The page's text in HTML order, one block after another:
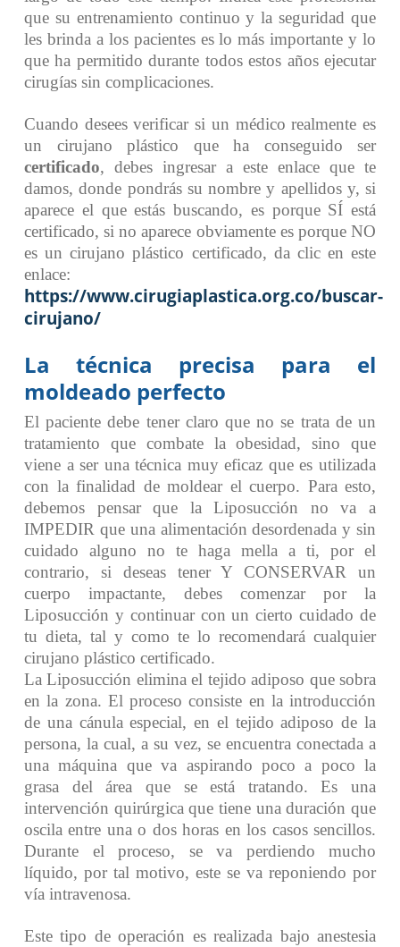
que su entrenamiento continuo y la seguridad que
les brinda a los pacientes es lo más importante y lo
que ha permitido durante todos estos años ejecutar
cirugías sin complicaciones.
Cuando desees verificar si un médico realmente es
un cirujano plástico que ha conseguido ser
certificado, debes ingresar a este enlace que te
damos, donde pondrás su nombre y apellidos y, si
aparece el que estás buscando, es porque SÍ está
certificado, si no aparece obviamente es porque NO
es un cirujano plástico certificado, da clic en este
enlace:
https://www.cirugiaplastica.org.co/buscar-
cirujano/
La técnica precisa para el
moldeado perfecto
El paciente debe tener claro que no se trata de un
tratamiento que combate la obesidad, sino que
viene a ser una técnica muy eficaz que es utilizada
con la finalidad de moldear el cuerpo. Para esto,
debemos pensar que la Liposucción no va a
IMPEDIR que una alimentación desordenada y sin
cuidado alguno no te haga mella a ti, por el
contrario, si deseas tener Y CONSERVAR un
cuerpo impactante, debes comenzar por la
Liposucción y continuar con un cierto cuidado de
tu dieta, tal y como te lo recomendará cualquier
cirujano plástico certificado.
La Liposucción elimina el tejido adiposo que sobra
en la zona. El proceso consiste en la introducción
de una cánula especial, en el tejido adiposo de la
persona, la cual, a su vez, se encuentra conectada a
una máquina que va aspirando poco a poco la
grasa del área que se está tratando.Es una
intervención quirúrgica que tiene una duración que
oscila entre una o dos horas en los casos sencillos.
Durante el proceso, se va perdiendo mucho
líquido, por tal motivo, este se va reponiendo por
vía intravenosa.
Este tipo de operación es realizada bajo anestesia